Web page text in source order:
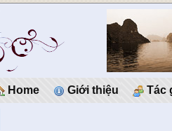
Home Giới thiệu Tác